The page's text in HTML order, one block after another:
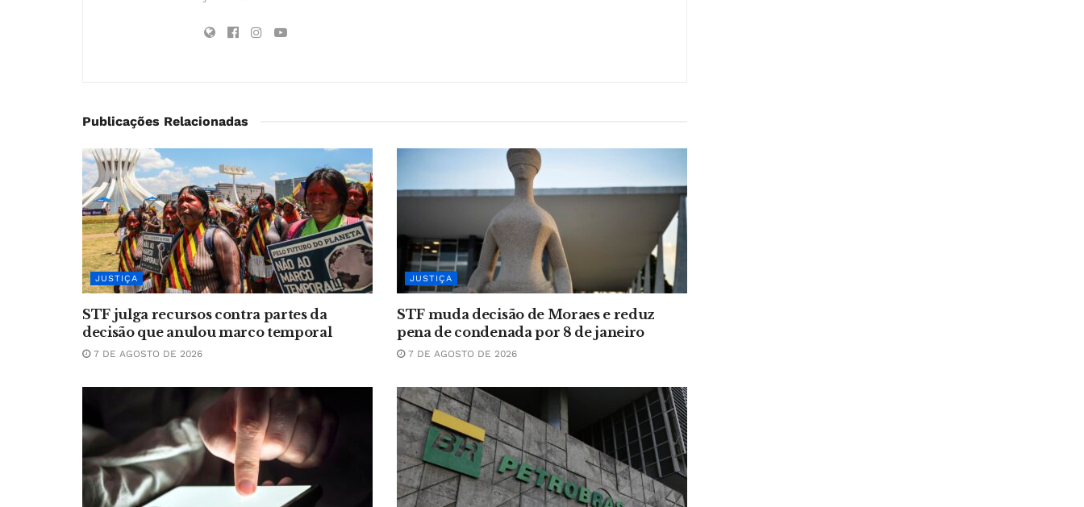
Publicações Relacionadas
JUSTIÇA
STF julga recursos contra partes da
decisão que anulou marco temporal
7 DE AGOSTO DE 2026
JUSTIÇA
STF muda decisão de Moraes e reduz
pena de condenada por 8 de janeiro
7 DE AGOSTO DE 2026